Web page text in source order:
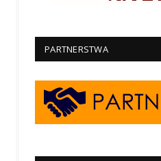
PARTNERSTWA